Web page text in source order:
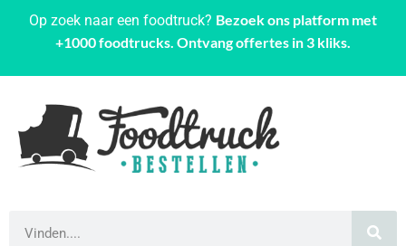
Op zoek naar een foodtruck? Bezoek ons platform met
+1000 foodtrucks. Ontvang offertes in 3 kliks.